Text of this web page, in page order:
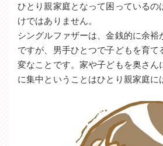
ひとり親家庭となって困っているの
けではありません。
シングルファザーは、金銭的に余裕
ですが、男手ひとつで子どもを育て
変なことです。家や子どもを奥さん
に集中ということはひとり親家庭に